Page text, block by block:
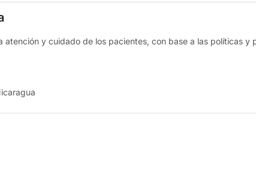
atención y cuidado de los pacientes, con base a las políticas y